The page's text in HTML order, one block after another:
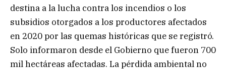
destina a la lucha contra los incendios o los
subsidios otorgados a los productores afectados
en 2020 por las quemas históricas que se registró.
Solo informaron desde el Gobierno que fueron 700
mil hectáreas afectadas. La pérdida ambiental no